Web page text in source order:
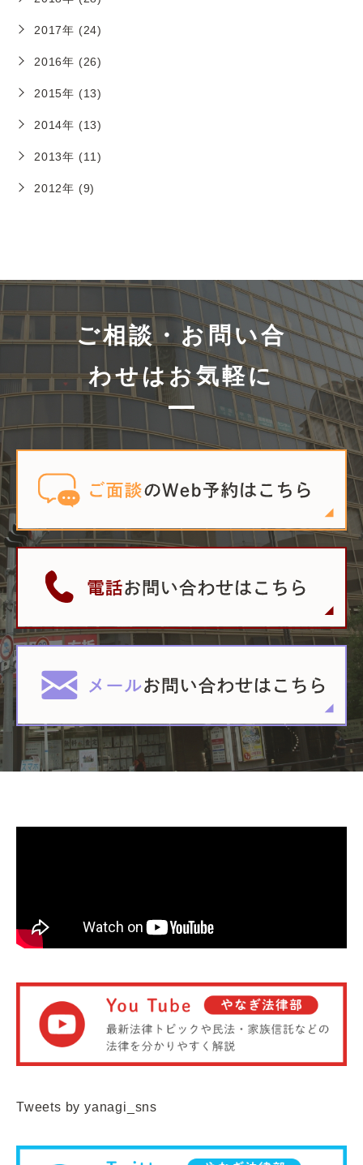
2017年 (24)
2016年 (26)
2015年 (13)
2014年 (13)
2013年 (11)
2012年 (9)
ご相談・お問い合
わせはお気軽に
Tweets by yanagi_sns